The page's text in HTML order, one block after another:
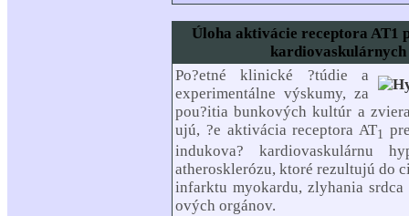
Úloha aktivácie receptora AT1
kardiovaskulárnych
Po?etné klinické ?túdie a
experimentálne výskumy, za
pou?itia bunkových kultúr a
ujú, ?e aktivácia receptora AT1
indukova? kardiovaskulárnu
atherosklerózu, ktoré rezultujú do
infarktu myokardu, zlyhania srdca
ových orgánov.